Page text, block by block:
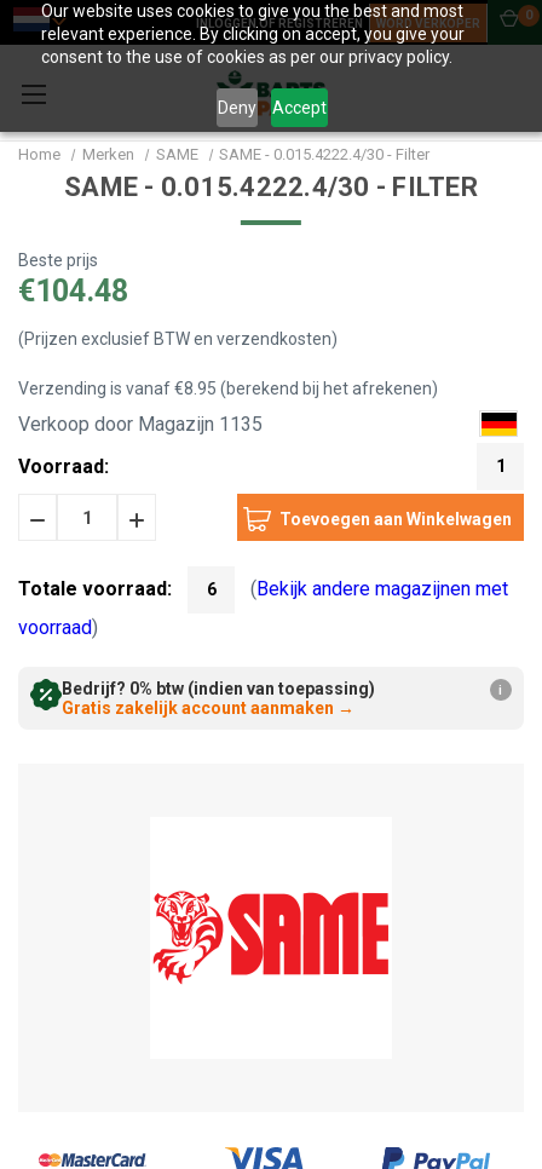
Our website uses cookies to give you the best and most
relevant experience. By clicking on accept, you give your
consent to the use of cookies as per our privacy policy.
Deny Accept
INLOGGEN OF REGISTREREN WORD VERKOPER
0
Home Merken SAME SAME - 0.015.4222.4/30 - Filter
SAME - 0.015.4222.4/30 - FILTER
Beste prijs
€104.48
(Prijzen exclusief BTW en verzendkosten)
Verzending is vanaf €8.95 (berekend bij het afrekenen)
Verkoop door Magazijn 1135
Voorraad:
1
HoeveelheidHoeveelheid
Totale voorraad: 6 ( Bekijk andere magazijnen met
voorraad)
Bedrijf? 0% btw (indien van toepassing)
Gratis zakelijk account aanmaken →
i